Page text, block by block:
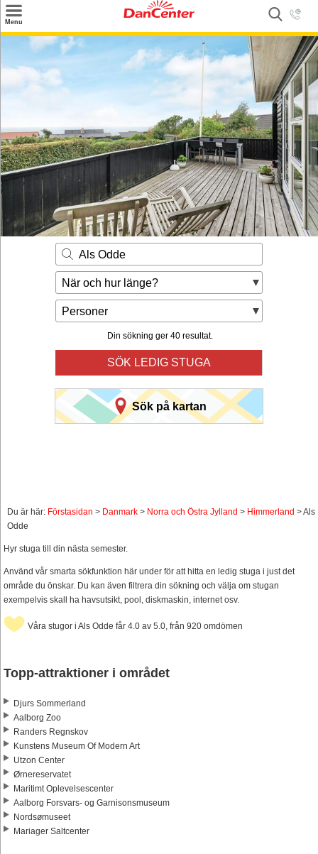
Menu
Tilbud
Info
Service
Kontakt
Husägare
Als Odde
När och hur länge?
Personer
Din sökning ger 40 resultat.
SÖK LEDIG STUGA
Sök på kartan
Du är här: Förstasidan > Danmark > Norra och Östra Jylland > Himmerland > Als
Odde
Hyr stuga till din nästa semester.
Använd vår smarta sökfunktion här under för att hitta en ledig stuga i just det
område du önskar. Du kan även filtrera din sökning och välja om stugan
exempelvis skall ha havsutsikt, pool, diskmaskin, internet osv.
Våra stugor i Als Odde får 4.0 av 5.0, från 920 omdömen
Topp-attraktioner i området
Djurs Sommerland
Aalborg Zoo
Randers Regnskov
Kunstens Museum Of Modern Art
Utzon Center
Ørnereservatet
Maritimt Oplevelsescenter
Aalborg Forsvars- og Garnisonsmuseum
Nordsømuseet
Mariager Saltcenter